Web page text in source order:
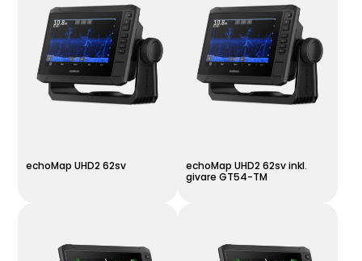
echoMap UHD2 62sv
echoMap UHD2 62sv inkl.
givare GT54-TM